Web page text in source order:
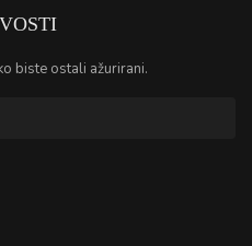
biste ostali ažurirani.